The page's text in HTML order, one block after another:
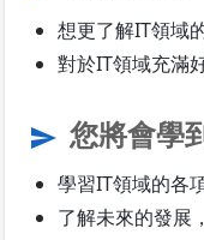
想更了解IT領域
對於IT領域充滿
send 您將會學
學習IT領域的各
了解未來的發展